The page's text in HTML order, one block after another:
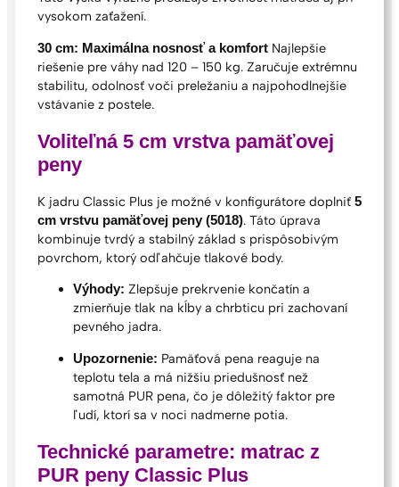
vysokom zaťažení.
30 cm: Maximálna nosnosť a komfortNajlepšie
riešenie pre váhy nad 120 – 150 kg. Zaručuje extrémnu
stabilitu, odolnosť voči preležaniu a najpohodlnejšie
vstávanie z postele.
Voliteľná 5 cm vrstva pamäťovej
peny
K jadru Classic Plus je možné v konfigurátore doplniť 5
cm vrstvu pamäťovej peny (5018). Táto úprava
kombinuje tvrdý a stabilný základ s prispôsobivým
povrchom, ktorý odľahčuje tlakové body.
Výhody: Zlepšuje prekrvenie končatín a
zmierňuje tlak na kĺby a chrbticu pri zachovaní
pevného jadra.
Upozornenie: Pamäťová pena reaguje na
teplotu tela a má nižšiu priedušnosť než
samotná PUR pena, čo je dôležitý faktor pre
ľudí, ktorí sa v noci nadmerne potia.
Technické parametre: matrac z
PUR peny Classic Plus